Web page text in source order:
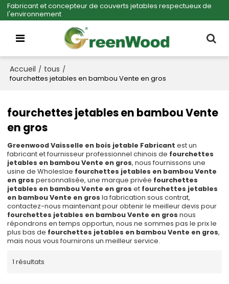
Fabricant et concepteur de couverts jetables respectueux de
l'environnement
Accueil / tous /
fourchettes jetables en bambou Vente en gros
fourchettes jetables en bambou Vente
en gros
Greenwood Vaisselle en bois jetable Fabricant est un
fabricant et fournisseur professionnel chinois de fourchettes
jetables en bambou Vente en gros, nous fournissons une
usine de Wholeslae fourchettes jetables en bambou Vente
en gros personnalisée, une marque privée fourchettes
jetables en bambou Vente en gros et fourchettes jetables
en bambou Vente en gros la fabrication sous contrat,
contactez-nous maintenant pour obtenir le meilleur devis pour
fourchettes jetables en bambou Vente en gros nous
répondrons en temps opportun, nous ne sommes pas le prix le
plus bas de fourchettes jetables en bambou Vente en gros,
mais nous vous fournirons un meilleur service.
1 résultats